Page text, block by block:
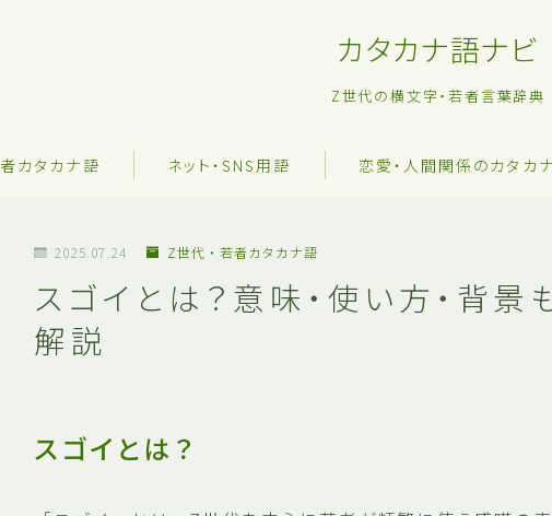
カタカナ語ナビ
Z世代の横文字・若者言葉辞典
カタカナ語 ネット・SNS用語 恋愛・人間関係のカタカ
2025.07.24 Z世代・若者カタカナ語
スゴイとは？意味・使い方・背景
解説
スゴイとは？